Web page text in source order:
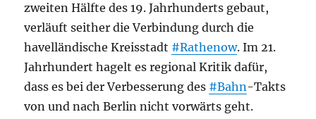
zweiten Hälfte des 19. Jahrhunderts gebaut,
verläuft seither die Verbindung durch die
havelländische Kreisstadt #Rathenow. Im 21.
Jahrhundert hagelt es regional Kritik dafür,
dass es bei der Verbesserung des #Bahn-Takts
von und nach Berlin nicht vorwärts geht.